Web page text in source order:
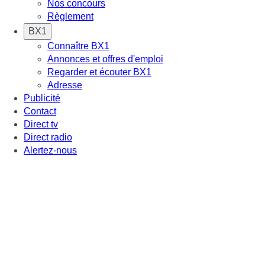
Nos concours
Règlement
BX1
Connaître BX1
Annonces et offres d'emploi
Regarder et écouter BX1
Adresse
Publicité
Contact
Direct tv
Direct radio
Alertez-nous